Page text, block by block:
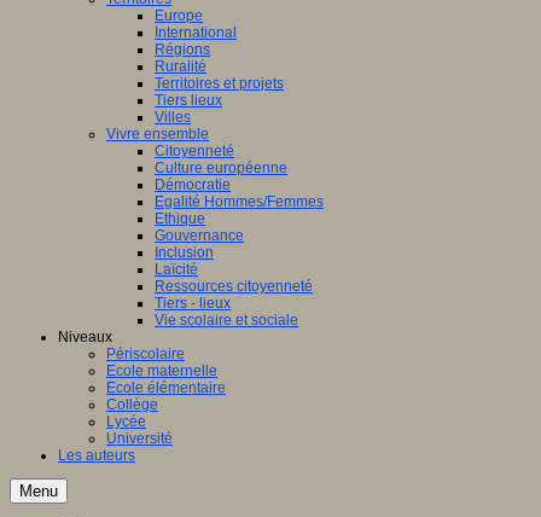
Europe
International
Régions
Ruralité
Territoires et projets
Tiers lieux
Villes
Vivre ensemble
Citoyenneté
Culture européenne
Démocratie
Egalité Hommes/Femmes
Ethique
Gouvernance
Inclusion
Laïcité
Ressources citoyenneté
Tiers - lieux
Vie scolaire et sociale
Niveaux
Périscolaire
Ecole maternelle
Ecole élémentaire
Collège
Lycée
Université
Les auteurs
Menu